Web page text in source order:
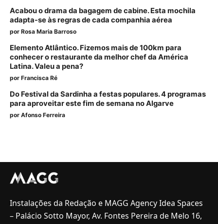
Acabou o drama da bagagem de cabine. Esta mochila
adapta-se às regras de cada companhia aérea
por Rosa Maria Barroso
Elemento Atlântico. Fizemos mais de 100km para
conhecer o restaurante da melhor chef da América
Latina. Valeu a pena?
por Francisca Ré
Do Festival da Sardinha a festas populares. 4 programas
para aproveitar este fim de semana no Algarve
por Afonso Ferreira
Instalações da Redação e MAGG Agency Idea Spaces
– Palácio Sotto Mayor, Av. Fontes Pereira de Melo 16,